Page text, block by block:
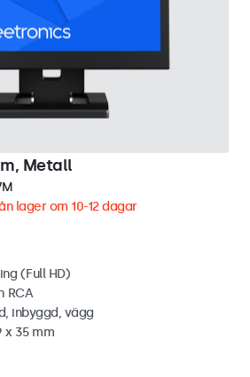
Metall
lager om 10-12 dagar
(Full HD)
RCA
inbyggd, vägg
x 35 mm